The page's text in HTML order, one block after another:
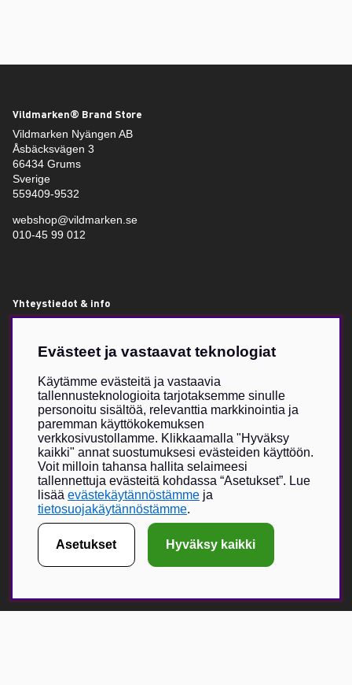
Vildmarken® Brand Store
Vildmarken Nyängen AB
Åsbäcksvägen 3
66434 Grums
Sverige
559409-9532
webshop@vildmarken.se
010-45 99 012
Yhteystiedot & info
Kokotaulukko
Villkor & info
Vildmarken Brand Storesta
Vildmarkenin itse kehittämä tuotevalikoima on kasvanut viime
vuosien aikana, ja nyt Vildmarken Brand Store -visio toteutuu –
ainutlaatuisesti suunniteltu myymälä, jossa painopiste on
uniikeissa tuotteissa. Vildmarken on jo vuodesta 2015 lähtien
tarjonnut lukijoilleen ja seuraajilleen mahdollisuuden tilata
vaatteita, lippiksiä ja muita asusteita.
Verkkokauppa on kasvanut erittäin suosituksi, ja fyysisen
myymälän myötä toivomme voivamme tarjota entistä suuremman
Evästeet ja vastaavat teknologiat
Käytämme evästeitä ja vastaavia
tallennusteknologioita tarjotaksemme sinulle
personoitu sisältöä, relevanttia markkinointia ja
paremman käyttökokemuksen
verkkosivustollamme. Klikkaamalla "Hyväksy
kaikki" annat suostumuksesi evästeiden käyttöön.
Voit milloin tahansa hallita selaimeesi
tallennettuja evästeitä kohdassa “Asetukset”. Lue
lisää evästekäytännöstämme ja
tietosuojakäytännöstämme.
Asetukset Hyväksy kaikki